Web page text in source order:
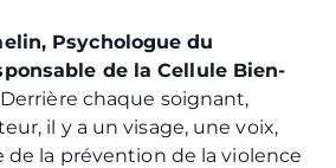
Psychologue du
de la Cellule Bien-
chaque soignant,
il y a un visage, une voix,
de la prévention de la violence